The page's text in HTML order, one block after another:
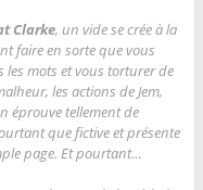
Clarke, un vide se crée à la
faire en sorte que vous
les mots et vous torturer de
les actions de Jem,
éprouve tellement de
que fictive et présente
page. Et pourtant…